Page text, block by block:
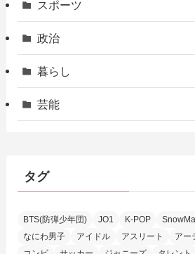
スポーツ
政治
暮らし
芸能
タグ
BTS(防弾少年団) JO1 K-POP
なにわ男子
アイドル アスリート アー